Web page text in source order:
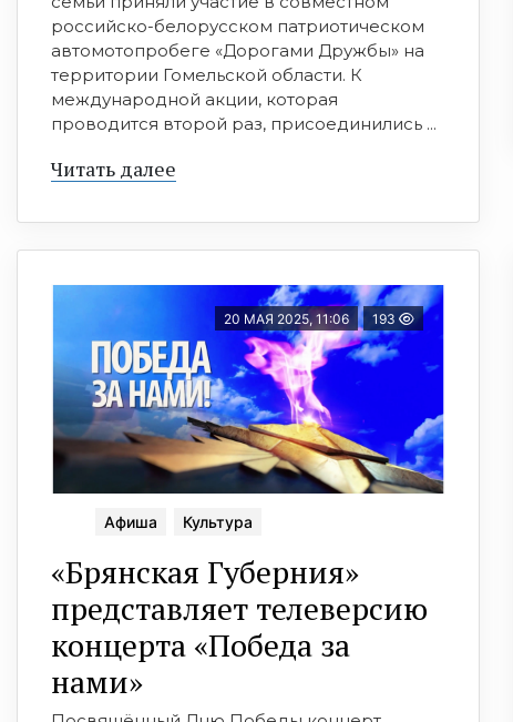
российско-белорусском патриотическом
автомотопробеге «Дорогами Дружбы» на
территории Гомельской области. К
международной акции, которая
проводится второй раз, присоединились ...
Читать далее
20 МАЯ 2025, 11:06 193
Афиша Культура
«Брянская Губерния»
представляет телеверсию
концерта «Победа за
нами»